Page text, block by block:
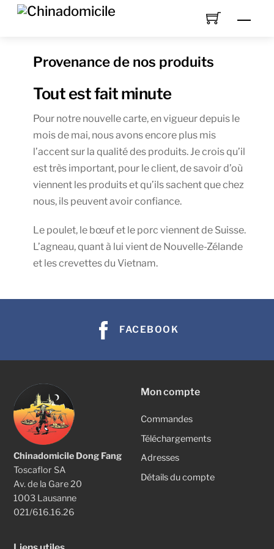
Skip
Provenance de nos produits
Tout est fait minute
Pour notre nouvelle carte, en vigueur depuis le
mois de mai, nous avons encore plus mis
l’accent sur la qualité des produits. Je crois qu’il
est très important, pour le client, de savoir d’où
viennent les produits et qu’ils sachent que chez
nous, ils peuvent avoir confiance.
Le poulet, le bœuf et le porc viennent de Suisse.
L’agneau, quant à lui vient de Nouvelle-Zélande
et les crevettes du Vietnam.
FACEBOOK
Chinadomicile Dong Fang
Toscaflor SA
Av. de la Gare 20
1003 Lausanne
021/616.16.26
Mon compte
Commandes
Téléchargements
Adresses
Détails du compte